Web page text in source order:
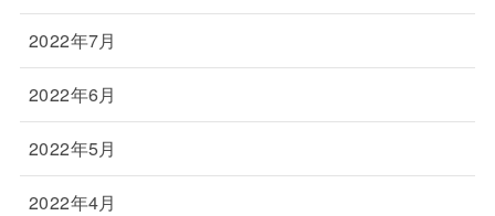
2022年7月
2022年6月
2022年5月
2022年4月